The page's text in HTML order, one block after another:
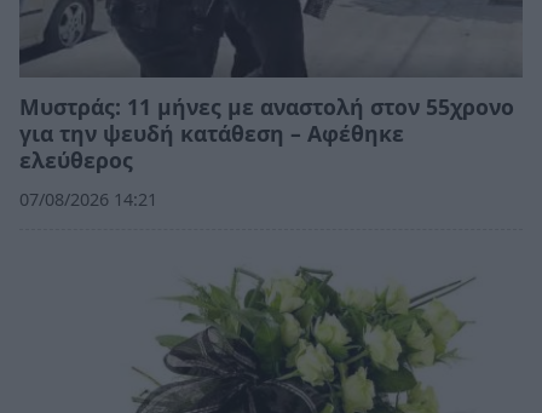
Μυστράς: 11 μήνες με αναστολή στον 55χρονο
για την ψευδή κατάθεση – Αφέθηκε
ελεύθερος
07/08/2026 14:21